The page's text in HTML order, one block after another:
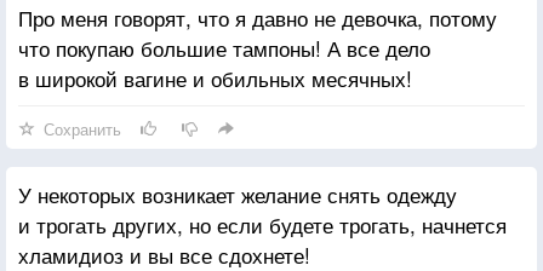
Про меня говорят, что я давно не девочка, потому
что покупаю большие тампоны! А все дело
в широкой вагине и обильных месячных!
Сохранить
У некоторых возникает желание снять одежду
и трогать других, но если будете трогать, начнется
хламидиоз и вы все сдохнете!